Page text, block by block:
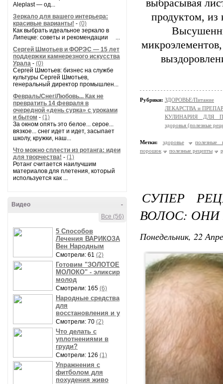
Aleplast — од...
Зеркало для вашего интерьера:
красивые варианты! - (0)
Как выбрать идеальное зеркало в
Липецке: советы и рекомендации ...
Сергей Шмотьев и ФОРЭС — 15 лет
поддержки камнерезного искусства
Урала - (0)
Сергей Шмотьев: бизнес на службе
культуры Сергей Шмотьев,
генеральный директор промышлен...
Февраль/Снег/Любовь... Как не
превратить 14 февраля в
очередной «день сурка» с уроками
и бытом - (1)
За окном опять это белое... серое...
вязкое... снег идет и идет, засыпает
школу, кружки, наш...
Что можно сплести из ротанга: идеи
для творчества! - (1)
Ротанг считается наилучшим
материалов для плетения, который
используется как ...
-
Видео
Все (56)
5 Способов
Лечения ВАРИКОЗА
Вен Народным
Смотрели: 61 (2)
Готовим "ЗОЛОТОЕ
МОЛОКО" - эликсир
молод
Смотрели: 165 (6)
Народные средства
для
восстановления и у
Смотрели: 70 (2)
Что делать с
уплотнениями в
груди?
Смотрели: 126 (1)
Упражнения с
фитболом для
похудения живо
выбрасывая
продуктом, из
Рубрики: ЗДОРОВЬЕ/Питание
ЛЕКАРСТВА и
КУЛИНАРИЯ ДЛЯ
здоровья (полезные
Метки: здоровье
полезные
порошок
полезные рецепты
СУПЕР
ВОЛОС: ОНИ
Понедельник, 22